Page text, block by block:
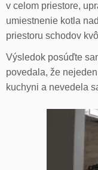
v celom priestore,
umiestnenie kotla
priestoru schodov
Výsledok posúďte
povedala, že
kuchyni a nevedela